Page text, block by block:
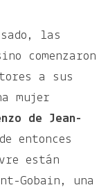
las
comenzaron
a sus
mujer
de Jean-
entonces
están
Gobain, una